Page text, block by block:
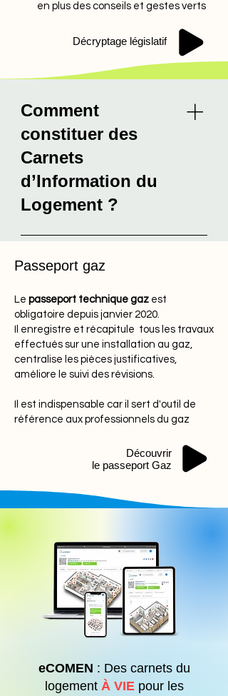
en plus des conseils et gestes verts
Décryptage législatif
Comment
constituer des
Carnets
d’Information du
Logement ?
Vous êtes Promoteur ou
Vous êtes un bureau d'études,
de l'immobilier Vous êtes syndic
ou en charge d'une copropriété
Passeport gaz
Le passeport technique gaz est
obligatoire depuis janvier 2020.
Il enregistre et récapitule tous les travaux
effectués sur une installation au gaz,
centralise les pièces justificatives,
améliore le suivi des révisions.
Il est indispensable car il sert d'outil de
référence aux professionnels du gaz
Découvrir
le passeport Gaz
eCOMEN : Des carnets du
logement À VIEpour les